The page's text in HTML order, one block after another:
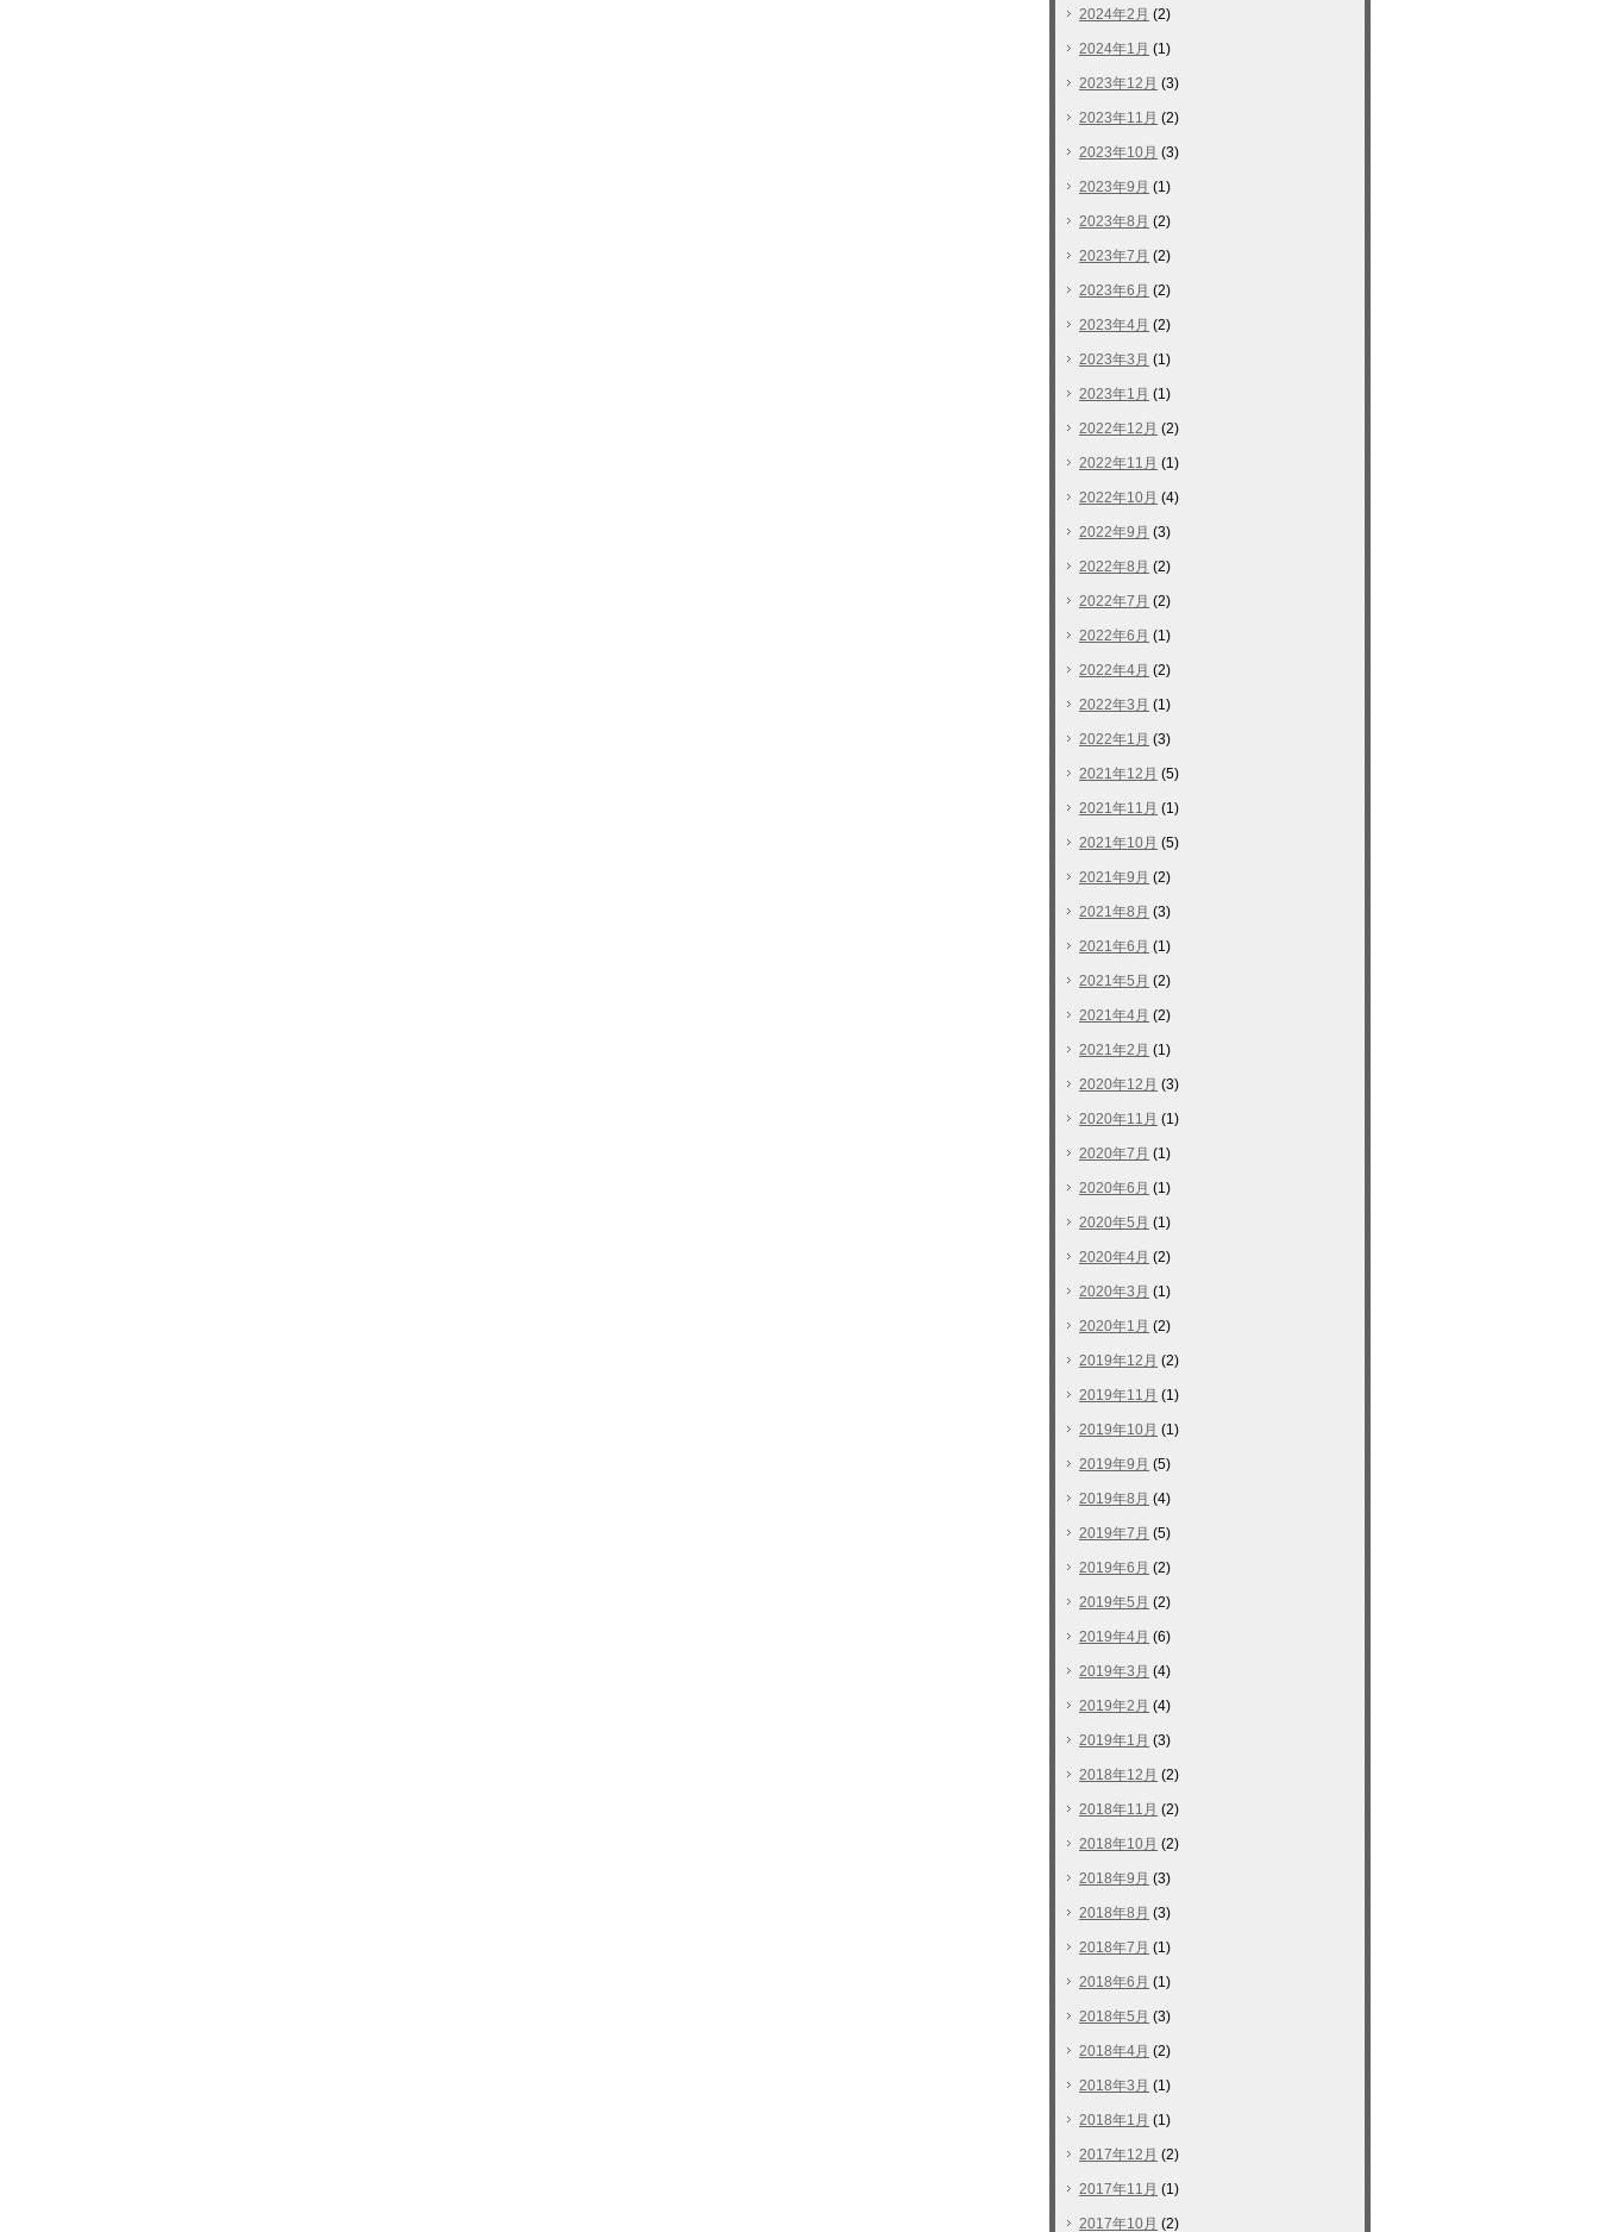
2024年2月 (2)
2024年1月 (1)
2023年12月 (3)
2023年11月 (2)
2023年10月 (3)
2023年9月 (1)
2023年8月 (2)
2023年7月 (2)
2023年6月 (2)
2023年4月 (2)
2023年3月 (1)
2023年1月 (1)
2022年12月 (2)
2022年11月 (1)
2022年10月 (4)
2022年9月 (3)
2022年8月 (2)
2022年7月 (2)
2022年6月 (1)
2022年4月 (2)
2022年3月 (1)
2022年1月 (3)
2021年12月 (5)
2021年11月 (1)
2021年10月 (5)
2021年9月 (2)
2021年8月 (3)
2021年6月 (1)
2021年5月 (2)
2021年4月 (2)
2021年2月 (1)
2020年12月 (3)
2020年11月 (1)
2020年7月 (1)
2020年6月 (1)
2020年5月 (1)
2020年4月 (2)
2020年3月 (1)
2020年1月 (2)
2019年12月 (2)
2019年11月 (1)
2019年10月 (1)
2019年9月 (5)
2019年8月 (4)
2019年7月 (5)
2019年6月 (2)
2019年5月 (2)
2019年4月 (6)
2019年3月 (4)
2019年2月 (4)
2019年1月 (3)
2018年12月 (2)
2018年11月 (2)
2018年10月 (2)
2018年9月 (3)
2018年8月 (3)
2018年7月 (1)
2018年6月 (1)
2018年5月 (3)
2018年4月 (2)
2018年3月 (1)
2018年1月 (1)
2017年12月 (2)
2017年11月 (1)
2017年10月 (2)